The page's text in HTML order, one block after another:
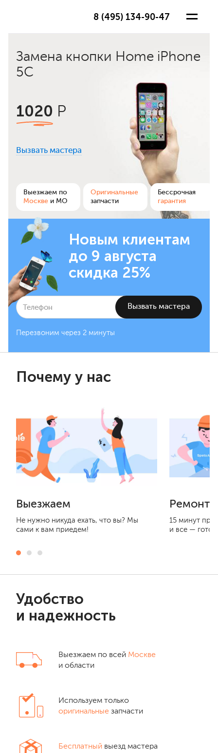
8 (495) 134-90-47
Замена кнопки Home iPhone
5C
1020 Р
Вызвать мастера
Выезжаем по
Москве и МО
Оригинальные
запчасти
Бессрочная
гарантия
Новым клиентам
до 9 августа
скидка 25%
Перезвоним через 2 минуты
Почему у нас
Выезжаем
Не нужно никуда ехать, что вы? Мы
сами к вам приедем!
15 минут
и все —
Удобство
и надежность
Выезжаем по всей Москве
и области
Используем только
оригинальные запчасти
Бесплатный выезд мастера